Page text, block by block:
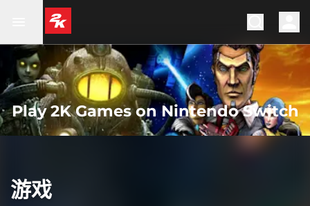
Play 2K Games on Nintendo Switch
游戏